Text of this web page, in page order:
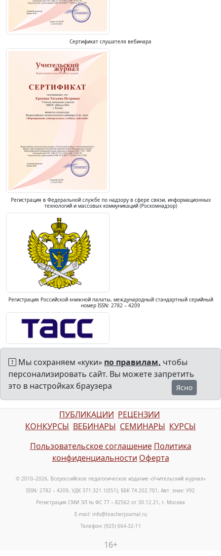
Сертификат слушателя вебинара
Регистрация в Федеральной службе по надзору в сфере связи, информационных
технологий и массовых коммуникаций (Роскомнадзор)
Регистрация Российской книжной палаты, международный стандартный серийный
номер ISSN: 2782 – 4209
Мы сохраняем «куки» по правилам, чтобы
персонализировать сайт. Вы можете запретить
это в настройках браузера
Ясно
ПУБЛИКАЦИИ РЕЦЕНЗИИ
КОНКУРСЫ ВЕБИНАРЫ СЕМИНАРЫ КУРСЫ
Пользовательское соглашение Политика
конфиденциальности Оферта
© 2010–2026, Всероссийское педагогическое издание «Учительский журнал»
ISSN: 2782 – 4209, УДК 371.321.1(051), ББК 74.202.701, Авт. знак: У92
Регистрация СМИ ЭЛ № ФС 77 – 82562 от 30.12.21, г. Москва
E-mail: info@teacherjournal.ru
Телефон: (925) 664-32-11
16+